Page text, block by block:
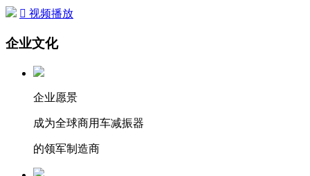
 视频播放
企业文化
企业愿景
成为全球商用车减振器
的领军制造商